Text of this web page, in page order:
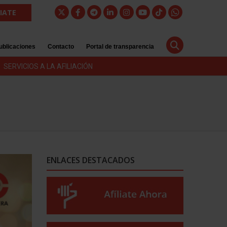
Contacto Portal de transparencia
SERVICIOS A LA AFILIACIÓN
ENLACES DESTACADOS